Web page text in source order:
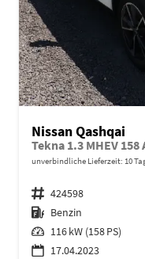
Nissan Qashqai
Tekna 1.3 MHEV
unverbindliche Lieferzeit: 10
Fahrzeugnr. 424598
Kraftstoff Benzin
Leistung 116 kW (158 PS)
17.04.2023